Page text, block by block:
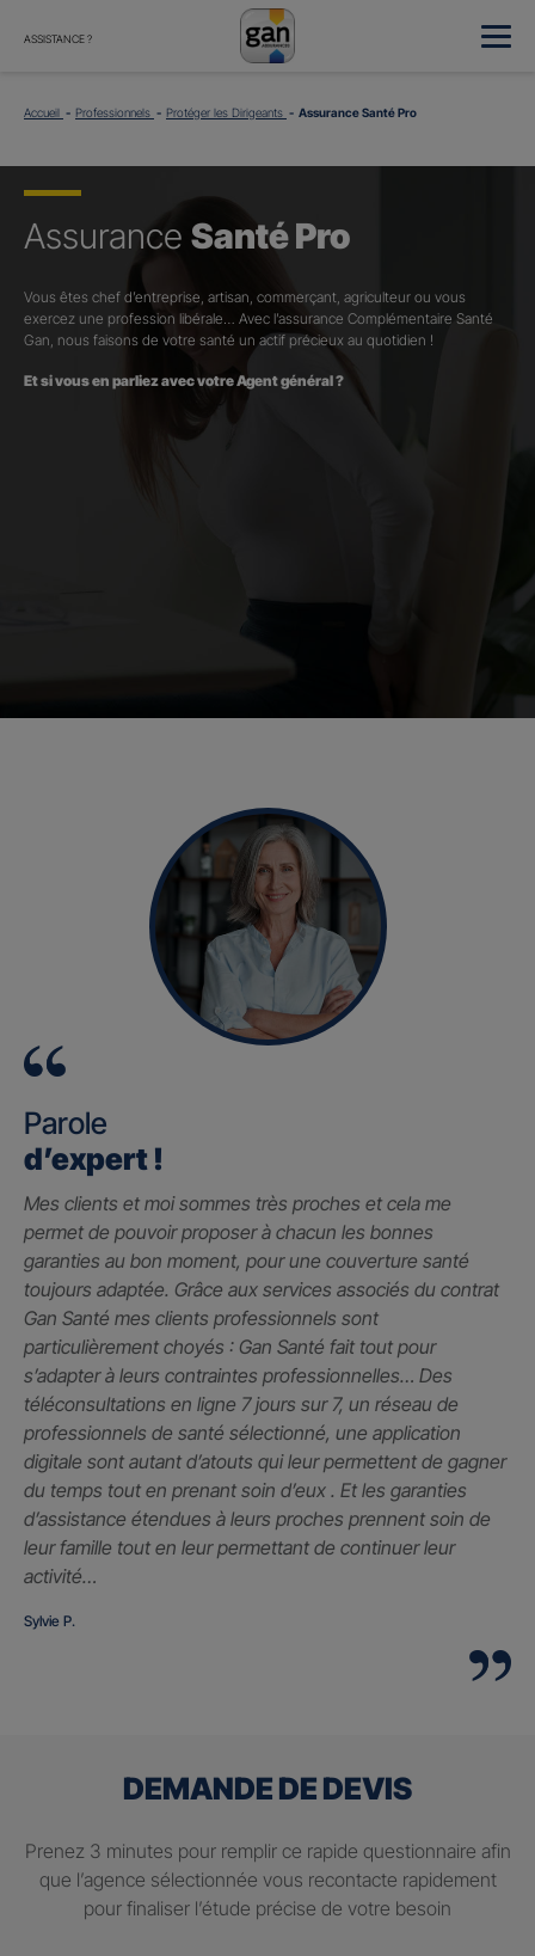
ASSISTANCE ?
Accueil Professionnels Protéger les Dirigeants Assurance Santé Pro
Assurance Santé Pro
Vous êtes chef d’entreprise, artisan, commerçant, agriculteur ou vous
exercez une profession libérale… Avec l’assurance Complémentaire Santé
Gan, nous faisons de votre santé un actif précieux au quotidien !
Et si vous en parliez avec votre Agent général ?
Parole
d’expert !
Mes clients et moi sommes très proches et cela me
permet de pouvoir proposer à chacun les bonnes
garanties au bon moment, pour une couverture santé
toujours adaptée. Grâce aux services associés du contrat
Gan Santé mes clients professionnels sont
particulièrement choyés : Gan Santé fait tout pour
s’adapter à leurs contraintes professionnelles… Des
téléconsultations en ligne 7 jours sur 7, un réseau de
professionnels de santé sélectionné, une application
digitale sont autant d’atouts qui leur permettent de gagner
du temps tout en prenant soin d’eux . Et les garanties
d’assistance étendues à leurs proches prennent soin de
leur famille tout en leur permettant de continuer leur
activité…
Sylvie P.
DEMANDE DE DEVIS
Prenez 3 minutes pour remplir ce rapide questionnaire afin
que l’agence sélectionnée vous recontacte rapidement
pour finaliser l’étude précise de votre besoin